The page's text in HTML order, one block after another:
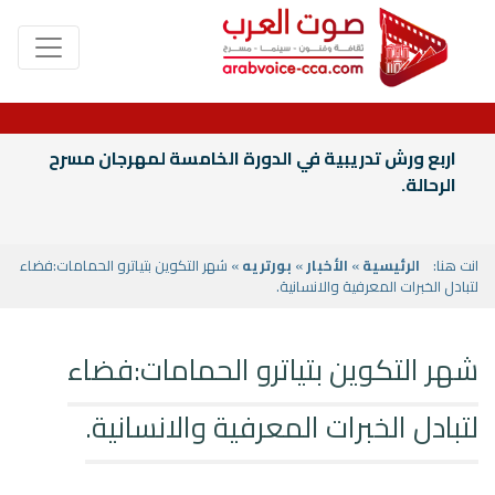
Launch of “The
انت هنا: الرئيسية» الأخبار» بورتريه» شهر التكوين بتياترو الحمامات:فضاء
لتبادل الخبرات المعرفية والانسانية.
شهر التكوين بتياترو الحمامات:فضاء
لتبادل الخبرات المعرفية والانسانية.